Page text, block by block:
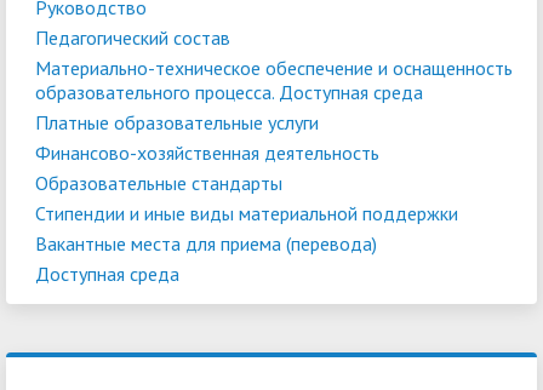
Руководство
Педагогический состав
Материально-техническое обеспечение и оснащенность
образовательного процесса. Доступная среда
Платные образовательные услуги
Финансово-хозяйственная деятельность
Образовательные стандарты
Стипендии и иные виды материальной поддержки
Вакантные места для приема (перевода)
Доступная среда